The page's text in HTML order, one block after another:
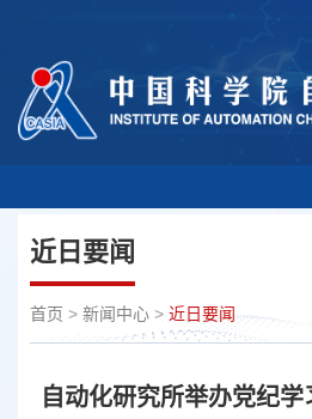
近日要闻
首页 > 新闻中心 > 近日要闻
自动化研究所举办党纪